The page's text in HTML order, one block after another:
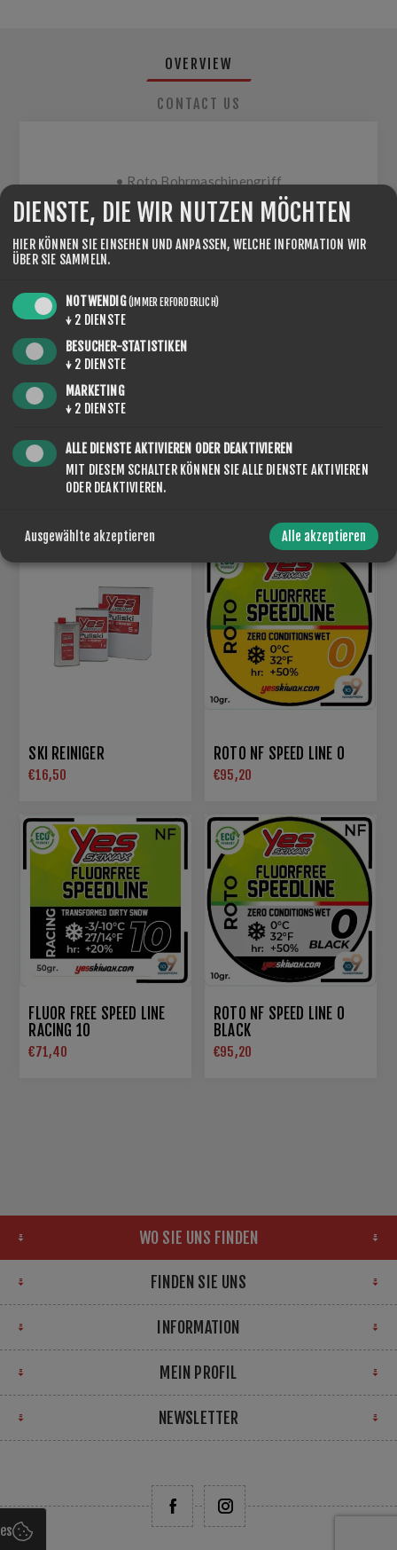
OVERVIEW
CONTACT US
• Roto Bohrmaschinengriff
• Kork für die Bohrmaschine (89mm)
• 3 Woll-Applikatoren (89mm)
• 3 Produkte der Linie ROTO NF
(Roto NF Speed Line 4, Roto NF Speed Line 10,
Roto NF Speed Line 15 )
BENUTZER, DIE DIESEN ARTIKEL GEKAUFT
HABEN, HABEN AUCH GEKAUFT
SKI REINIGER
€16,50
ROTO NF SPEED LINE 0
€95,20
FLUOR FREE SPEED LINE
RACING 10
€71,40
ROTO NF SPEED LINE 0
BLACK
€95,20
WO SIE UNS FINDEN
FINDEN SIE UNS
INFORMATION
MEIN PROFIL
NEWSLETTER
DIENSTE, DIE WIR NUTZEN MÖCHTEN
HIER KÖNNEN SIE EINSEHEN UND ANPASSEN, WELCHE INFORMATION WIR
ÜBER SIE SAMMELN.
NOTWENDIG(IMMER ERFORDERLICH)
↓ 2 DIENSTE
BESUCHER-STATISTIKEN
↓ 2 DIENSTE
MARKETING
↓ 2 DIENSTE
ALLE DIENSTE AKTIVIEREN ODER DEAKTIVIEREN
MIT DIESEM SCHALTER KÖNNEN SIE ALLE DIENSTE AKTIVIEREN
ODER DEAKTIVIEREN.
Ausgewählte akzeptieren Alle akzeptieren